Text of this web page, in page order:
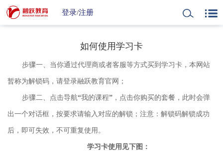
登录/注册
如何使用学习卡
步骤一、当你通过代理商或者客服等方式买到学习卡，本网站
暂称为解锁码，请登录融跃教育官网；
步骤二、点击导航“我的课程”，点击你购买的套餐，此时会弹
出一个对话框，按要求请输入对应的解锁；注意：解锁码解锁成功
后，即可失效，不可重复使用。
学习卡使用见下图：